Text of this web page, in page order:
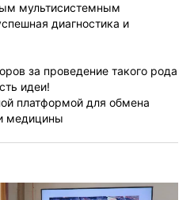
мультисистемным
диагностика и
за проведение такого рода
идеи!
платформой для обмена
медицины